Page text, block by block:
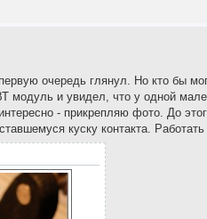
очередь глянул. Но кто бы
и увидел, что у одной
- прикрепляю фото. До
куску контакта.